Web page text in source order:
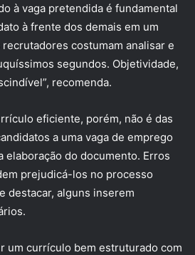
à vaga pretendida é fundamental
à frente dos demais em um
costumam analisar e
segundos. Objetividade,
recomenda.
eficiente, porém, não é das
a uma vaga de emprego
elaboração do documento. Erros
prejudicá-los no processo
destacar, alguns inserem
um currículo bem estruturado com